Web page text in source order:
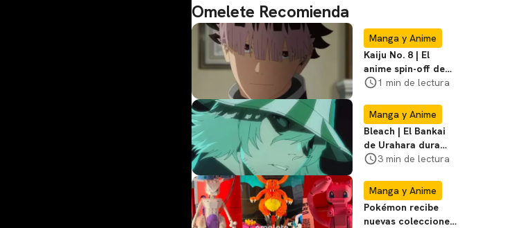
Omelete Recomienda
Manga y Anime
Kaiju No. 8 | El
anime spin-off de
Gen Narumi ya tiene
1 min de lectura
Manga y Anime
Bleach | El Bankai
de Urahara dura
poco, pero tiene
impecable
3 min de lectura
Manga y Anime
Pokémon recibe
nuevas colecciones